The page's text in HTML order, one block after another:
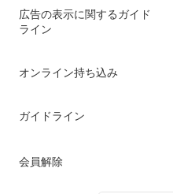
広告の表示に関するガイド
ライン
オンライン持ち込み
ガイドライン
会員解除